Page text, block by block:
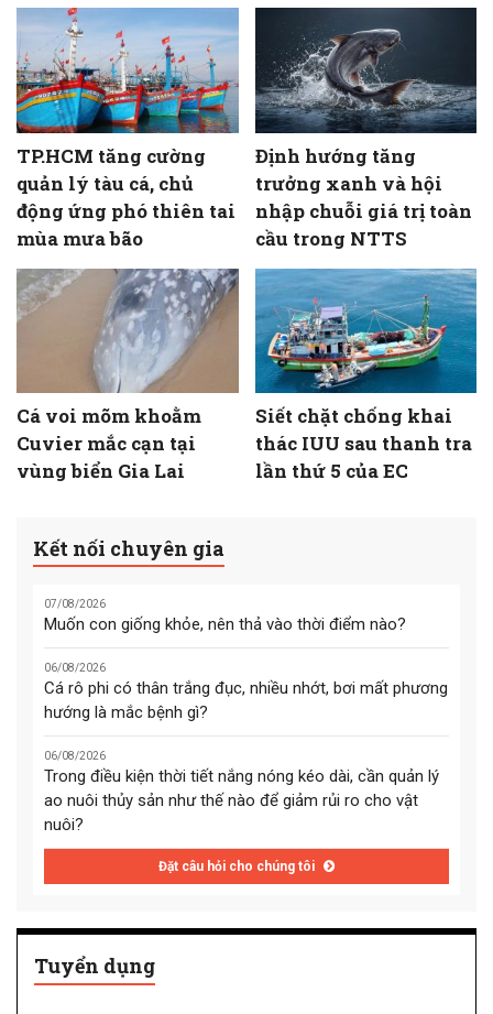
TP.HCM tăng cường
quản lý tàu cá, chủ
động ứng phó thiên tai
mùa mưa bão
Định hướng tăng
trưởng xanh và hội
nhập chuỗi giá trị toàn
cầu trong NTTS
Cá voi mõm khoằm
Cuvier mắc cạn tại
vùng biển Gia Lai
Siết chặt chống khai
thác IUU sau thanh tra
lần thứ 5 của EC
Kết nối chuyên gia
07/08/2026
Muốn con giống khỏe, nên thả vào thời điểm nào?
06/08/2026
Cá rô phi có thân trắng đục, nhiều nhớt, bơi mất phương
hướng là mắc bệnh gì?
06/08/2026
Trong điều kiện thời tiết nắng nóng kéo dài, cần quản lý
ao nuôi thủy sản như thế nào để giảm rủi ro cho vật
nuôi?
Đặt câu hỏi cho chúng tôi
Tuyển dụng